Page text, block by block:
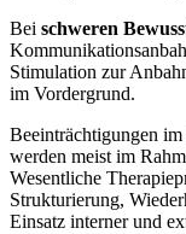
Bei schweren
Stimulation zur
im Vordergrund.
Beeinträchtigungen
werden meist im
Wesentliche
Strukturierung,
Einsatz interner und